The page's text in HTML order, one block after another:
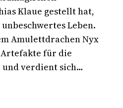
Klaue gestellt hat,
Leben.
Amulettdrachen Nyx
für die
verdient sich…